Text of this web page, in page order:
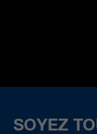
SOYEZ